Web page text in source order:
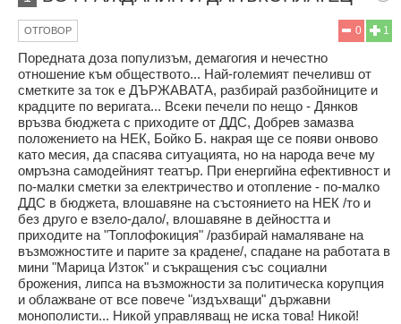
1
0
ОТГОВОР
Поредната доза популизъм, демагогия и нечестно
отношение към обществото... Най-големият печеливш от
сметките за ток е ДЪРЖАВАТА, разбирай разбойниците и
крадците по веригата... Всеки печели по нещо - Дянков
връзва бюджета с приходите от ДДС, Добрев замазва
положението на НЕК, Бойко Б. накрая ще се появи онвово
като месия, да спасява ситуацията, но на народа вече му
омръзна самодейният театър. При енергийна ефективност и
по-малки сметки за електричество и отопление - по-малко
ДДС в бюджета, влошавяне на състоянието на НЕК /то и
без друго е взело-дало/, влошавяне в дейността и
приходите на "Топлофокиция" /разбирай намаляване на
възможностите и парите за крадене/, спадане на работата в
мини "Марица Изток" и съкращения със социални
брожения, липса на възможности за политическа корупция
и облажване от все повече "издъхващи" държавни
монополисти... Никой управляващ не иска това! Никой!